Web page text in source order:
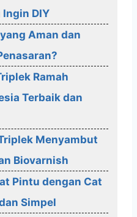
Ingin DIY
Aman dan
Ramah
Terbaik dan
Menyambut
Biovarnish
Pintu dengan Cat
Simpel